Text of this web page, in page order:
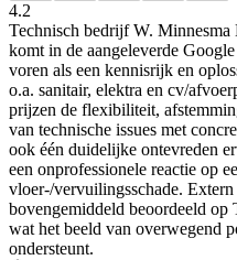
4.2
Technisch bedrijf W.
komt in de aangeleverde
voren als een kennisrijk en
o.a. sanitair, elektra en cv/
prijzen de flexibiliteit,
van technische issues met
ook één duidelijke ontevreden
een onprofessionele reactie op
vloer-/vervuilingsschade.
bovengemiddeld beoordeeld op
wat het beeld van overwegend
ondersteunt.